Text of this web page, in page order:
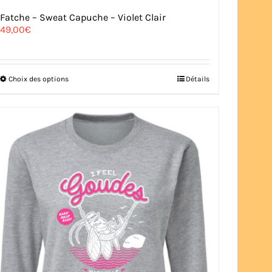
Fatche – Sweat Capuche – Violet Clair
49,00€
Choix des optionsCe
plusieurs
variations.
Les
options
être
choisies
sur
la
page
du
produit
Détails